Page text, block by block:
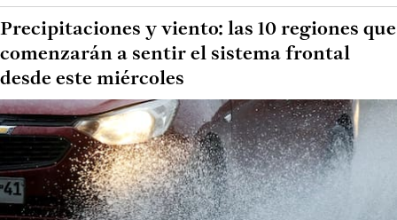
Precipitaciones y viento: las 10 regiones que
comenzarán a sentir el sistema frontal
desde este miércoles